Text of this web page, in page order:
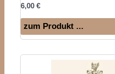
6,00€
zum Produkt ...